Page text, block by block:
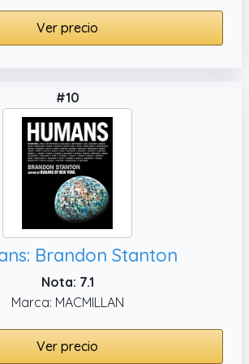
Ver precio
#10
Brandon Stanton
Nota: 7.1
Marca: MACMILLAN
Ver precio